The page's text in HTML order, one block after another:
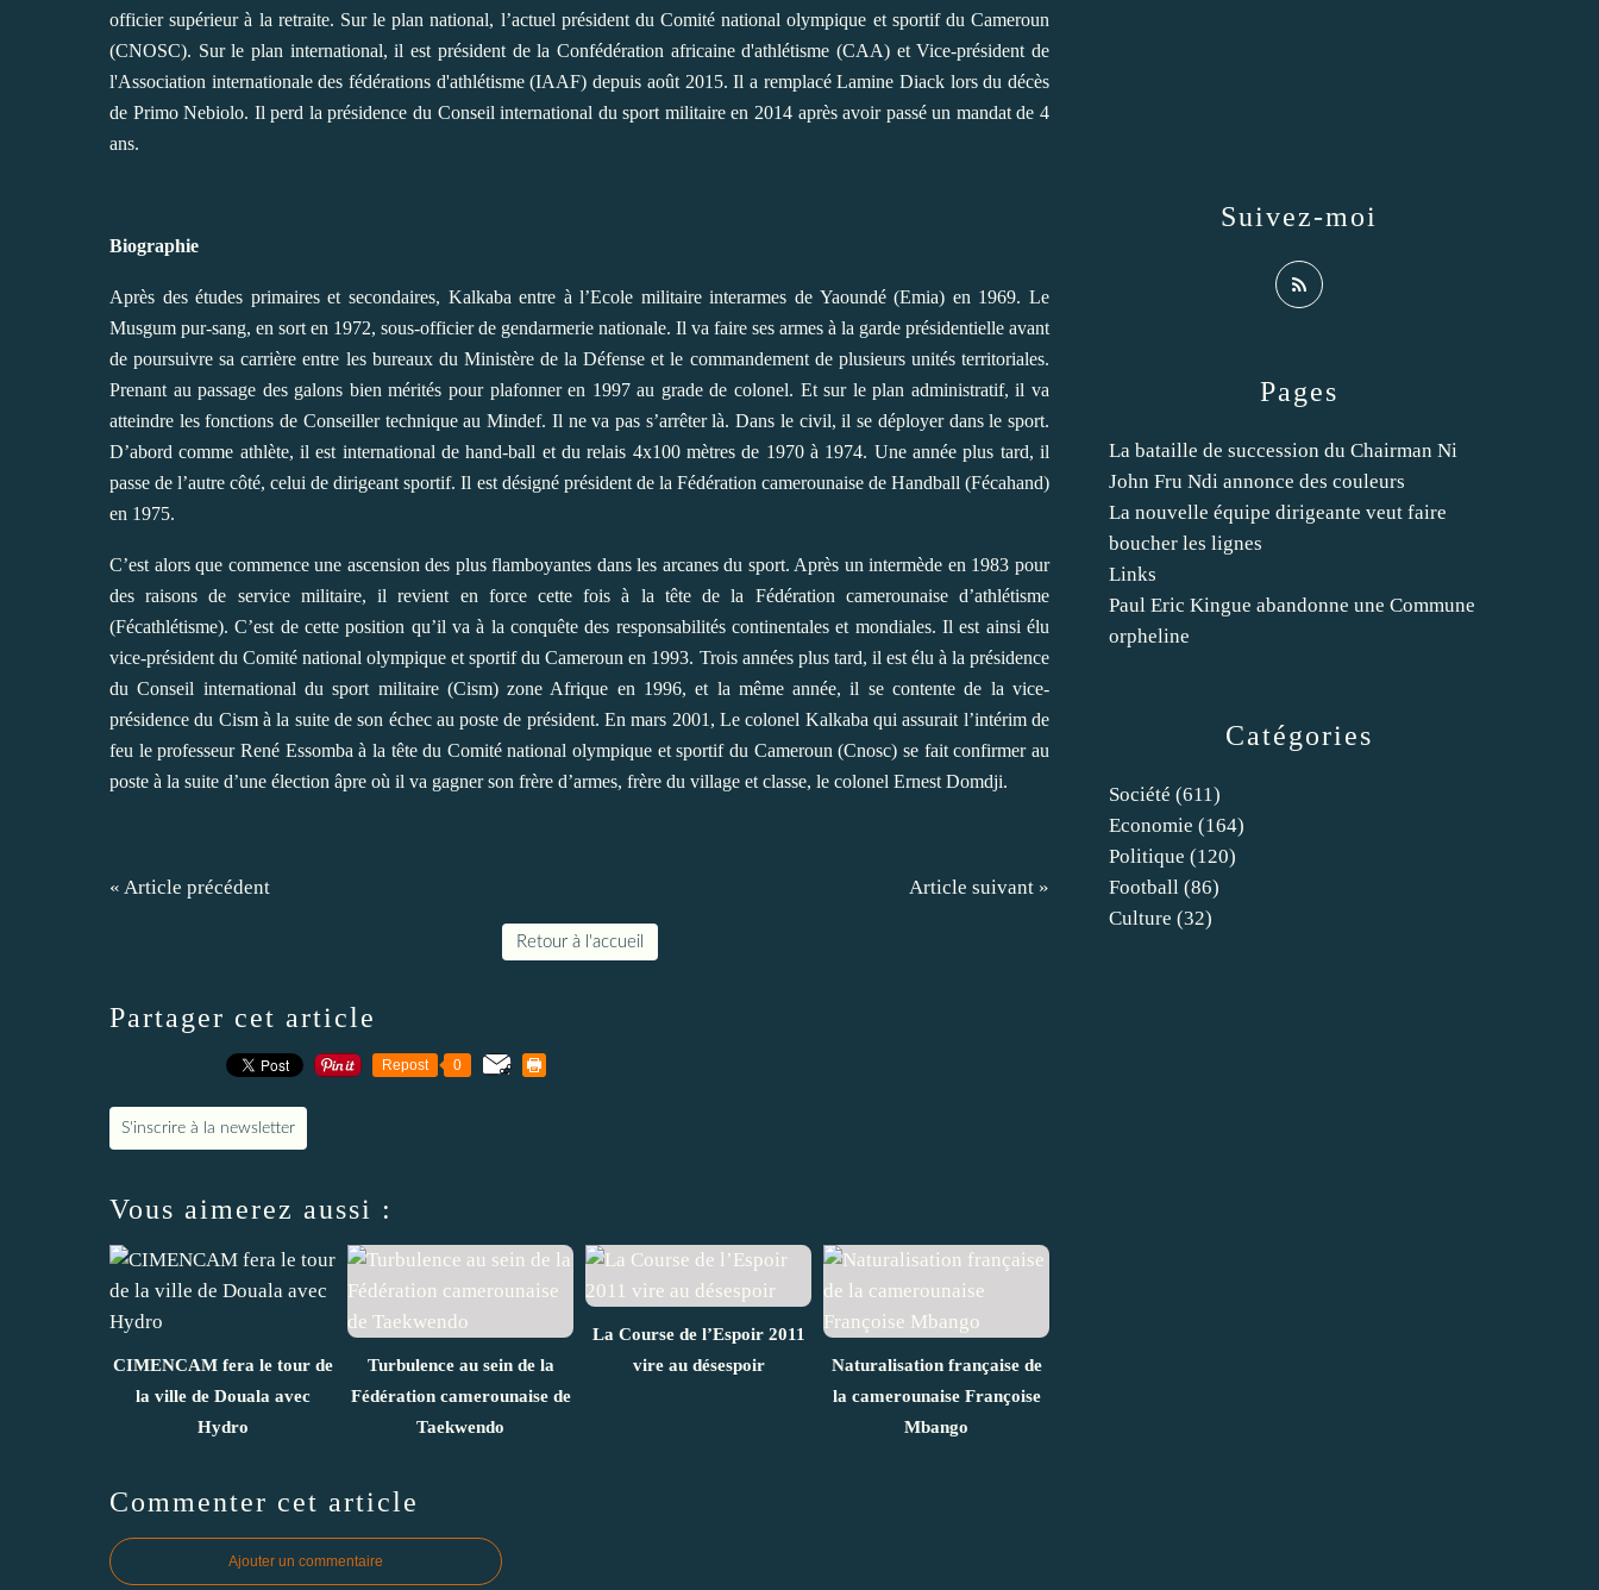
officier supérieur à la retraite. Sur le plan national, l’actuel président du Comité national olympique et sportif du Cameroun
(CNOSC). Sur le plan international, il est président de la Confédération africaine d'athlétisme (CAA) et Vice-président de
l'Association internationale des fédérations d'athlétisme(IAAF) depuis août 2015. Il a remplacéLamine Diacklors du décès
de Primo Nebiolo. Il perd la présidence du Conseil international du sport militaireen 2014 après avoir passé un mandat de 4
ans.
Biographie
Après des études primaires et secondaires, Kalkaba entre à l’Ecole militaire interarmes de Yaoundé (Emia) en 1969. Le
Musgum pur-sang, en sort en 1972, sous-officier de gendarmerie nationale. Il va faire ses armes à la garde présidentielle avant
de poursuivre sa carrière entre les bureaux du Ministère de la Défense et le commandement de plusieurs unités territoriales.
Prenant au passage des galons bien mérités pour plafonner en 1997 au grade de colonel. Et sur le plan administratif, il va
atteindre les fonctions de Conseiller technique au Mindef. Il ne va pas s’arrêter là. Dans le civil, il se déployer dans le sport.
D’abord comme athlète, il est international de hand-ball et du relais 4x100 mètres de 1970 à 1974. Une année plus tard, il
passe de l’autre côté, celui de dirigeant sportif. Il est désigné président de la Fédération camerounaise de Handball (Fécahand)
en 1975.
C’est alors que commence une ascension des plus flamboyantes dans les arcanes du sport. Après un intermède en 1983 pour
des raisons de service militaire, il revient en force cette fois à la tête de la Fédération camerounaise d’athlétisme
(Fécathlétisme). C’est de cette position qu’il va à la conquête des responsabilités continentales et mondiales. Il est ainsi élu
vice-président du Comité national olympique et sportif du Cameroun en 1993. Trois années plus tard, il est élu à la présidence
du Conseil international du sport militaire (Cism) zone Afrique en 1996, et la même année, il se contente de la vice-
présidence du Cism à la suite de son échec au poste de président. En mars 2001, Le colonel Kalkaba qui assurait l’intérim de
feu le professeur René Essomba à la tête du Comité national olympique et sportif du Cameroun (Cnosc) se fait confirmer au
poste à la suite d’une élection âpre où il va gagner son frère d’armes, frère du village et classe, le colonel Ernest Domdji.
« Article précédent Article suivant »
Retour à l'accueil
Partager cet article
Repost 0
S'inscrire à la newsletter
Vous aimerez aussi :
CIMENCAM fera le tour de
la ville de Douala avec
Hydro
Turbulence au sein de la
Fédération camerounaise de
Taekwendo
La Course de l’Espoir 2011
vire au désespoir
Naturalisation française de
la camerounaise Françoise
Mbango
Commenter cet article
Ajouter un commentaire
Catégories
Société (611)
Economie (164)
Politique (120)
Football (86)
Culture (32)
Pages
La bataille de succession du Chairman Ni
John Fru Ndi annonce des couleurs
La nouvelle équipe dirigeante veut faire
boucher les lignes
Links
Paul Eric Kingue abandonne une Commune
orpheline
Suivez-moi